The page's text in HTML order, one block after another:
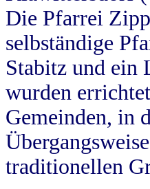
Die Pfarrei
selbständige
Stabitz und ein
wurden
Gemeinden, in
traditionellen